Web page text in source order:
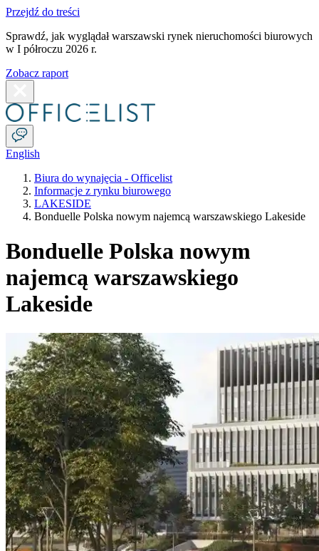
Przejdź do treści
Sprawdź, jak wyglądał warszawski rynek nieruchomości biurowych
w I półroczu 2026 r.
Zobacz raport
English
Biura do wynajęcia - Officelist
Informacje z rynku biurowego
LAKESIDE
Bonduelle Polska nowym najemcą warszawskiego Lakeside
Bonduelle Polska nowym
najemcą warszawskiego
Lakeside